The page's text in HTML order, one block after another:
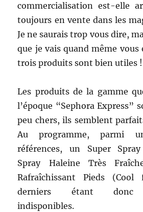
commercialisation est-elle
toujours en vente dans les
Je ne saurais trop vous dire,
que je vais quand même vous
trois produits sont bien utiles !
Les produits de la gamme
l’époque “Sephora Express”
peu chers, ils semblent
Au programme, parmi
références, un Super
Spray Haleine Très
Rafraîchissant Pieds
derniers étant donc
indisponibles.